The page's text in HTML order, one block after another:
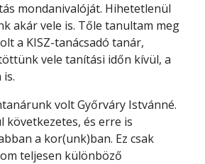
mondanivalóját. Hihetetlenül
akár vele is. Tőle tanultam meg
a KISZ-tanácsadó tanár,
vele tanítási időn kívül, a
volt Győrváry Istvánné.
következetes, és erre is
a kor(unk)ban. Ez csak
teljesen különböző